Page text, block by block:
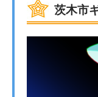
茨木市